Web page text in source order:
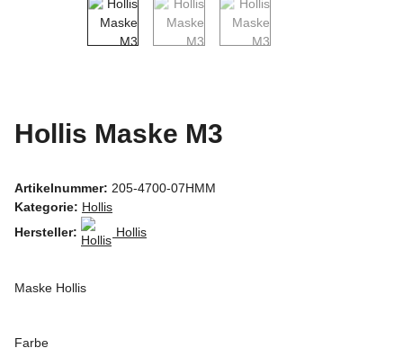
Hollis Maske M3
Artikelnummer: 205-4700-07HMM
Kategorie: Hollis
Hersteller:
Hollis
Maske Hollis
Farbe